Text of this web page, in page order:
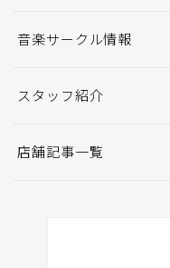
音楽サークル情報
スタッフ紹介
店舗記事一覧